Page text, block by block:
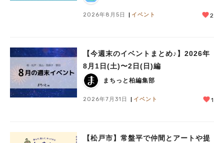
2026年8月5日 イベント 2
【今週末のイベントまとめ♪】2026年
8月1日(土)〜2日(日)編
まちっと柏編集部
2026年7月31日 イベント 1
【松戸市】常盤平で仲間とアートや提